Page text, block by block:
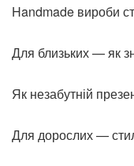
Handmade вироби
Для близьких — як
Як незабутній
Для дорослих —